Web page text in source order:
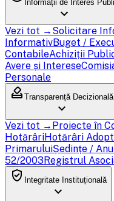
Informații de Interes
expand_more
Vezi tot → Solicitare
InformativBuget /
ContabileAchiziții
Avere și Interese
Personale
how_to_vote Transparență Decizională
expand_more
Vezi tot → Proiecte în
HotărâriHotărâri
PrimaruluiȘedințe /
52/2003Registrul
verified_user Integritate Instituțională
expand_more